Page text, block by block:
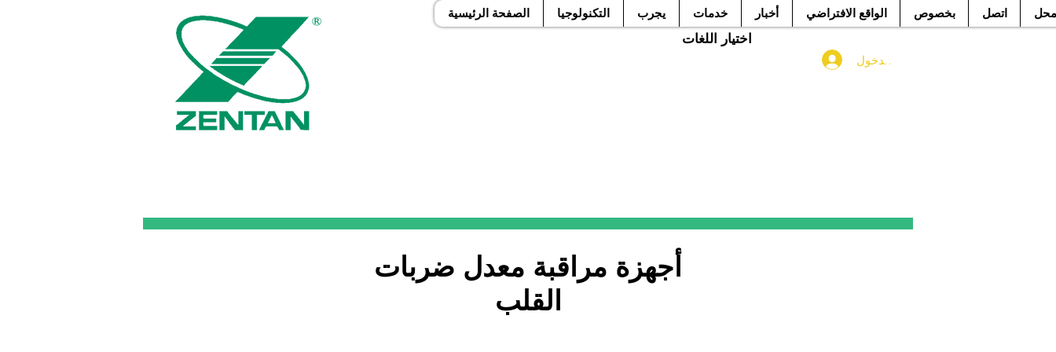
الصفحة الرئيسية التكنولوجيا يجرب خدمات أخبار الواقع الافتراضي بخصوص اتصل محل
اختيار اللغات
تسجيل الدخول
أجهزة مراقبة معدل ضربات
القلب